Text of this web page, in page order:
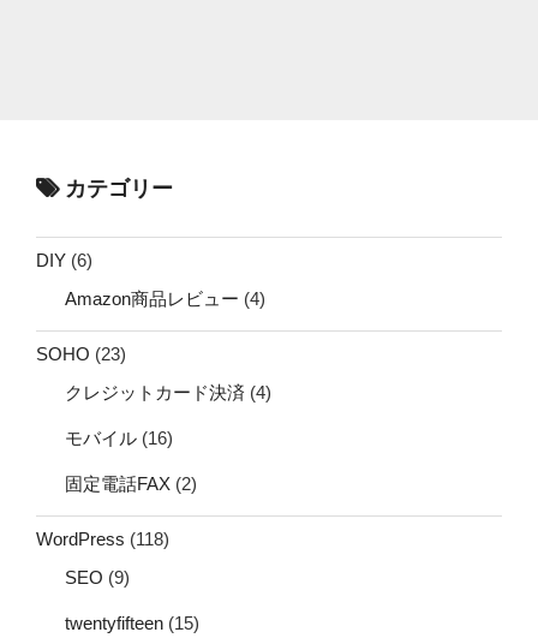
カテゴリー
DIY (6)
Amazon商品レビュー (4)
SOHO (23)
クレジットカード決済 (4)
モバイル (16)
固定電話FAX (2)
WordPress (118)
SEO (9)
twentyfifteen (15)